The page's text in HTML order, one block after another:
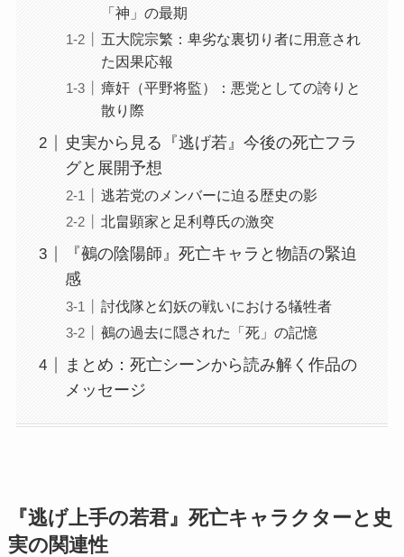
「神」の最期
五大院宗繁：卑劣な裏切り者に用意され
た因果応報
瘴奸（平野将監）：悪党としての誇りと
散り際
史実から見る『逃げ若』今後の死亡フラ
グと展開予想
逃若党のメンバーに迫る歴史の影
北畠顕家と足利尊氏の激突
『鵺の陰陽師』死亡キャラと物語の緊迫
感
討伐隊と幻妖の戦いにおける犠牲者
鵺の過去に隠された「死」の記憶
まとめ：死亡シーンから読み解く作品の
メッセージ
『逃げ上手の若君』死亡キャラクターと史
実の関連性